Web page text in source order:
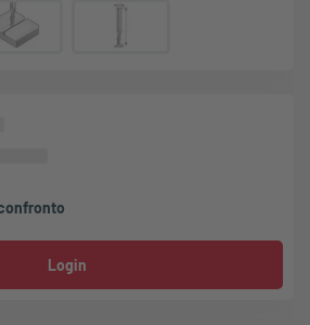
Login